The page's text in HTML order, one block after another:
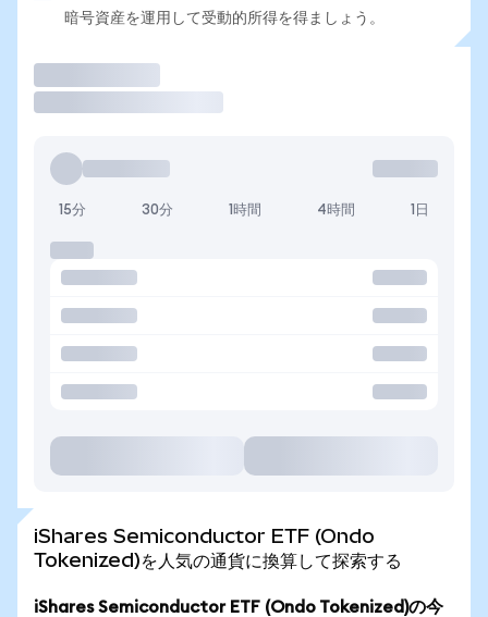
暗号資産を運用して受動的所得を得ましょう。
15分 30分 1時間 4時間 1日
iShares Semiconductor ETF (Ondo
Tokenized)を人気の通貨に換算して探索する
iShares Semiconductor ETF (Ondo Tokenized)の今